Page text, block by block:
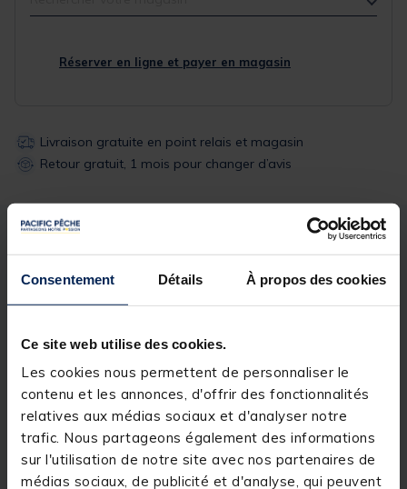
Consentement Détails À propos des cookies
Ce site web utilise des cookies.
Les cookies nous permettent de personnaliser le
contenu et les annonces, d'offrir des fonctionnalités
relatives aux médias sociaux et d'analyser notre
trafic. Nous partageons également des informations
sur l'utilisation de notre site avec nos partenaires de
médias sociaux, de publicité et d'analyse, qui peuvent
Réserver en ligne et payer en magasin
Livraison gratuite en point relais et magasin
Retour gratuit, 1 mois pour changer d’avis
Description & détails
Description
DimensionsD.25-30-36mm / 60x40x36 cm
Spécifications